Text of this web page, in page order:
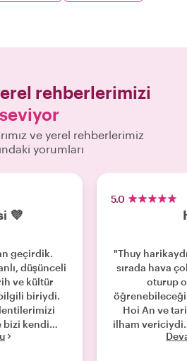
rehberlerimizi
seviyor
ve yerel rehberlerimiz
yorumları
💜
geçirdik.
düşünceli
ve kültür
biriydi.
bizi kendi
harika
5.0
"Thuy
sırada hava
oturup
Hoi An ve
ilham
yaptık ve